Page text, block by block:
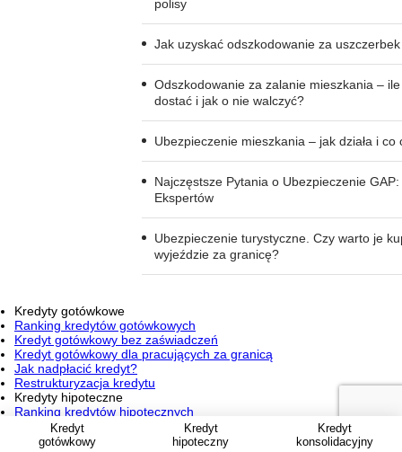
polisy
Jak uzyskać odszkodowanie za
Odszkodowanie za zalanie mieszkania –
dostać i jak o nie walczyć?
Ubezpieczenie mieszkania – jak działa i co
Najczęstsze Pytania o Ubezpieczenie
Ekspertów
Ubezpieczenie turystyczne. Czy warto je
wyjeździe za granicę?
Kredyt
gotówkowy
Kredyt
hipoteczny
Kredyt
konsolidacyjny
Kredyty gotówkowe
Ranking kredytów gotówkowych
Kredyt gotówkowy bez zaświadczeń
Kredyt gotówkowy dla pracujących za granicą
Jak nadpłacić kredyt?
Restrukturyzacja kredytu
Kredyty hipoteczne
Ranking kredytów hipotecznych
Podatek od wynajmu mieszkania
Wkład własny przy kredycie hipotecznym 2026